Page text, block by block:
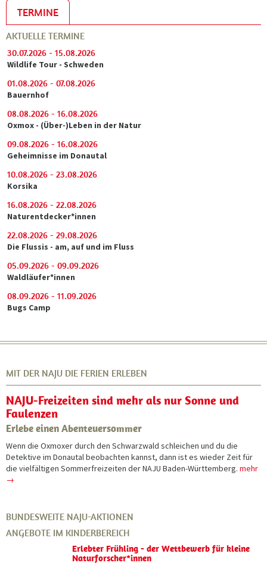
TERMINE
AKTUELLE TERMINE
30.07.2026 - 15.08.2026
Wildlife Tour - Schweden
01.08.2026 - 07.08.2026
Bauernhof
08.08.2026 - 16.08.2026
Oxmox - (Über-)Leben in der Natur
09.08.2026 - 16.08.2026
Geheimnisse im Donautal
10.08.2026 - 23.08.2026
Korsika
16.08.2026 - 22.08.2026
Naturentdecker*innen
22.08.2026 - 29.08.2026
Die Flussis - am, auf und im Fluss
05.09.2026 - 09.09.2026
Waldläufer*innen
08.09.2026 - 11.09.2026
Bugs Camp
Wolfsspur
04.10.2026 - 09.10.2026
BirdersShip
04.10.2026 - 09.10.2026
BirdersShip auf der Ostsee
11.10.2026
NAJU-Forum für Gruppenleitungen
17.10.2026
Krisen sicher managen
05.12.2026 - 06.12.2026
MIT DER NAJU DIE FERIEN ERLEBEN
NAJU-Freizeiten sind mehr als nur Sonne und
Faulenzen
Erlebe einen Abenteuersommer
Wenn die Oxmoxer durch den Schwarzwald schleichen und du die
Detektive im Donautal beobachten kannst, dann ist es wieder Zeit für
die vielfältigen Sommerfreizeiten der NAJU Baden-Württemberg. mehr
→
BUNDESWEITE NAJU-AKTIONEN
ANGEBOTE IM KINDERBEREICH
Erlebter Frühling - der Wettbewerb für kleine
Naturforscher*innen